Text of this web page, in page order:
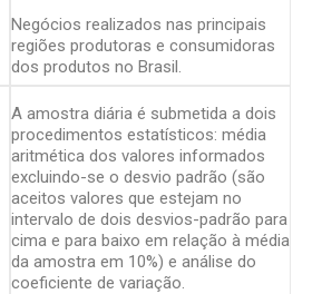
Negócios realizados nas principais
regiões produtoras e consumidoras
dos produtos no Brasil.
A amostra diária é submetida a dois
procedimentos estatísticos: média
aritmética dos valores informados
excluindo-se o desvio padrão (são
aceitos valores que estejam no
intervalo de dois desvios-padrão para
cima e para baixo em relação à média
da amostra em 10%) e análise do
coeficiente de variação.